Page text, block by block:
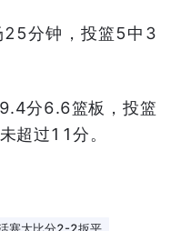
25分钟，投篮5中3
分6.6篮板，投篮
超过11分。